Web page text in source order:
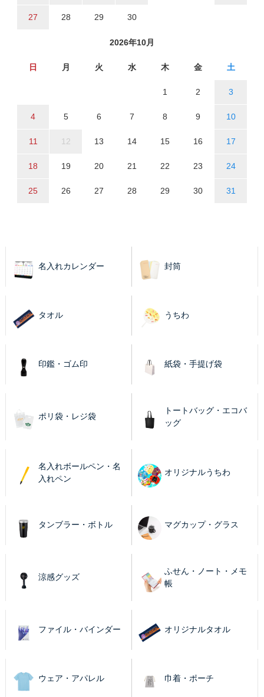
27 28 29 30
2026年10月
日 月 火 水 木 金 土
1 2 3
4 5 6 7 8 9 10
11 12 13 14 15 16 17
18 19 20 21 22 23 24
25 26 27 28 29 30 31
名入れカレンダー 封筒
タオル うちわ
印鑑・ゴム印 紙袋・手提げ袋
ポリ袋・レジ袋
トートバッグ・エコバ
ッグ
名入れボールペン・名
入れペン
オリジナルうちわ
タンブラー・ボトル マグカップ・グラス
涼感グッズ
ふせん・ノート・メモ
帳
ファイル・バインダー オリジナルタオル
ウェア・アパレル 巾着・ポーチ